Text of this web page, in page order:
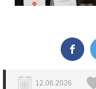
12.06.2026